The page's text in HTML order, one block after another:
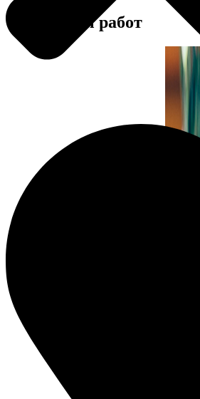
Примеры работ